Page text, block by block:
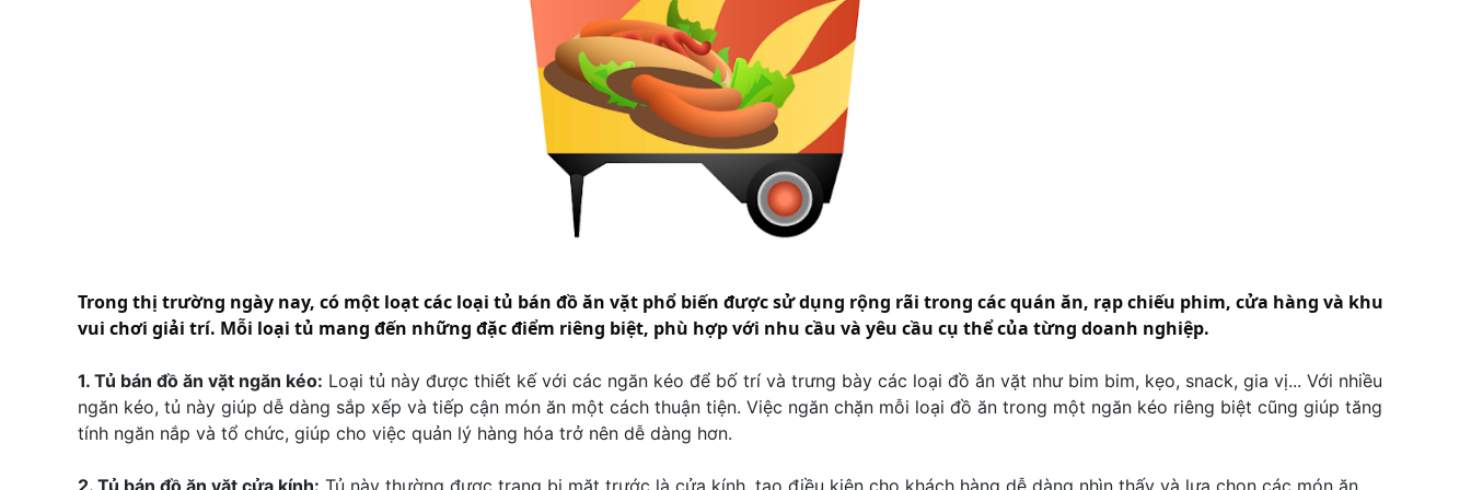
Trong thị trường ngày nay, có một loạt các loại tủ bán đồ ăn vặt phổ biến được sử dụng rộng rãi trong các quán ăn, rạp chiếu phim, cửa hàng và khu
vui chơi giải trí. Mỗi loại tủ mang đến những đặc điểm riêng biệt, phù hợp với nhu cầu và yêu cầu cụ thể của từng doanh nghiệp.
1. Tủ bán đồ ăn vặt ngăn kéo: Loại tủ này được thiết kế với các ngăn kéo để bố trí và trưng bày các loại đồ ăn vặt như bim bim, kẹo, snack, gia vị... Với nhiều
ngăn kéo, tủ này giúp dễ dàng sắp xếp và tiếp cận món ăn một cách thuận tiện. Việc ngăn chặn mỗi loại đồ ăn trong một ngăn kéo riêng biệt cũng giúp tăng
tính ngăn nắp và tổ chức, giúp cho việc quản lý hàng hóa trở nên dễ dàng hơn.